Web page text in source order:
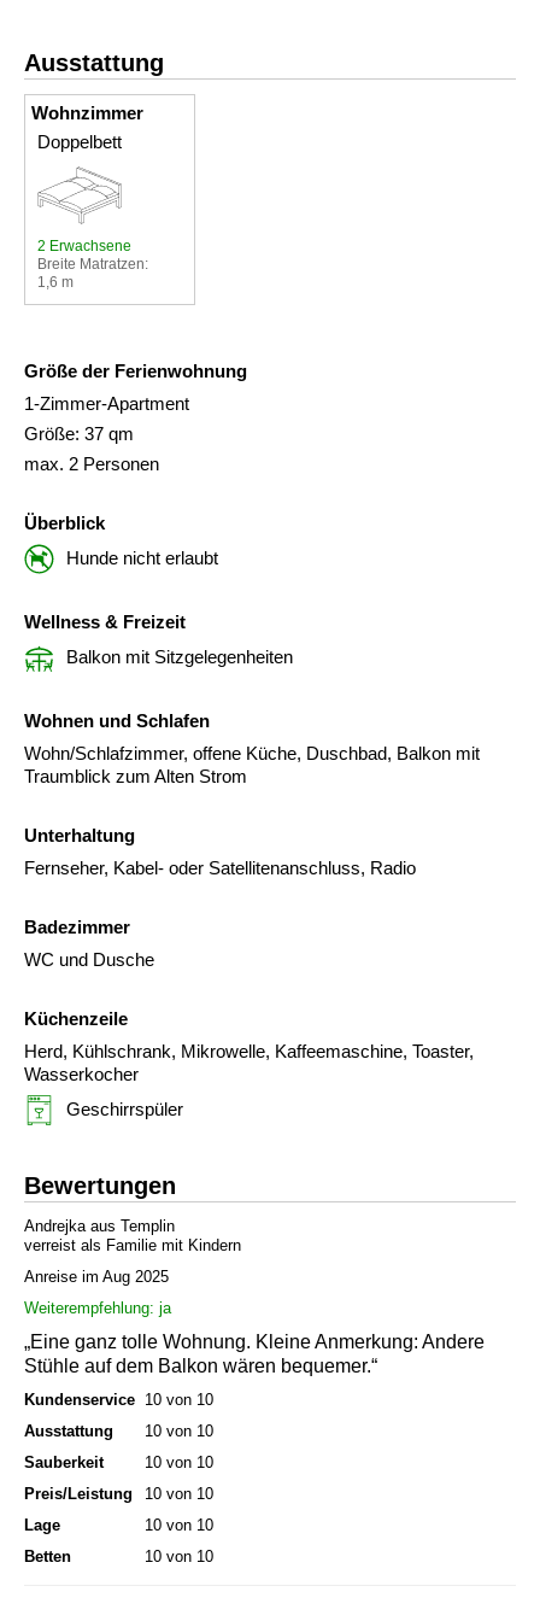
Ausstattung
Wohnzimmer
Doppelbett
2 Erwachsene
Breite Matratzen:
1,6 m
Größe der Ferienwohnung
1-Zimmer-Apartment
Größe: 37 qm
max. 2 Personen
Überblick
Hunde nicht erlaubt
Wellness & Freizeit
Balkon mit Sitzgelegenheiten
Wohnen und Schlafen
Wohn/Schlafzimmer, offene Küche, Duschbad, Balkon mit
Traumblick zum Alten Strom
Unterhaltung
Fernseher, Kabel- oder Satellitenanschluss, Radio
Badezimmer
WC und Dusche
Küchenzeile
Herd, Kühlschrank, Mikrowelle, Kaffeemaschine, Toaster,
Wasserkocher
Geschirrspüler
Bewertungen
Andrejka aus Templin
verreist als Familie mit Kindern
Anreise im Aug 2025
Weiterempfehlung: ja
„Eine ganz tolle Wohnung. Kleine Anmerkung: Andere
Stühle auf dem Balkon wären bequemer.“
Kundenservice 10 von 10
Ausstattung
10 von 10
Sauberkeit
10 von 10
Preis/Leistung
10 von 10
Lage
10 von 10
Betten
10 von 10